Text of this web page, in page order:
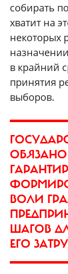
собирать
хватит на
некоторых
в крайний
принятия
выборов.
ОБЯЗАНО
ВОЛИ
ШАГОВ
ЕГО